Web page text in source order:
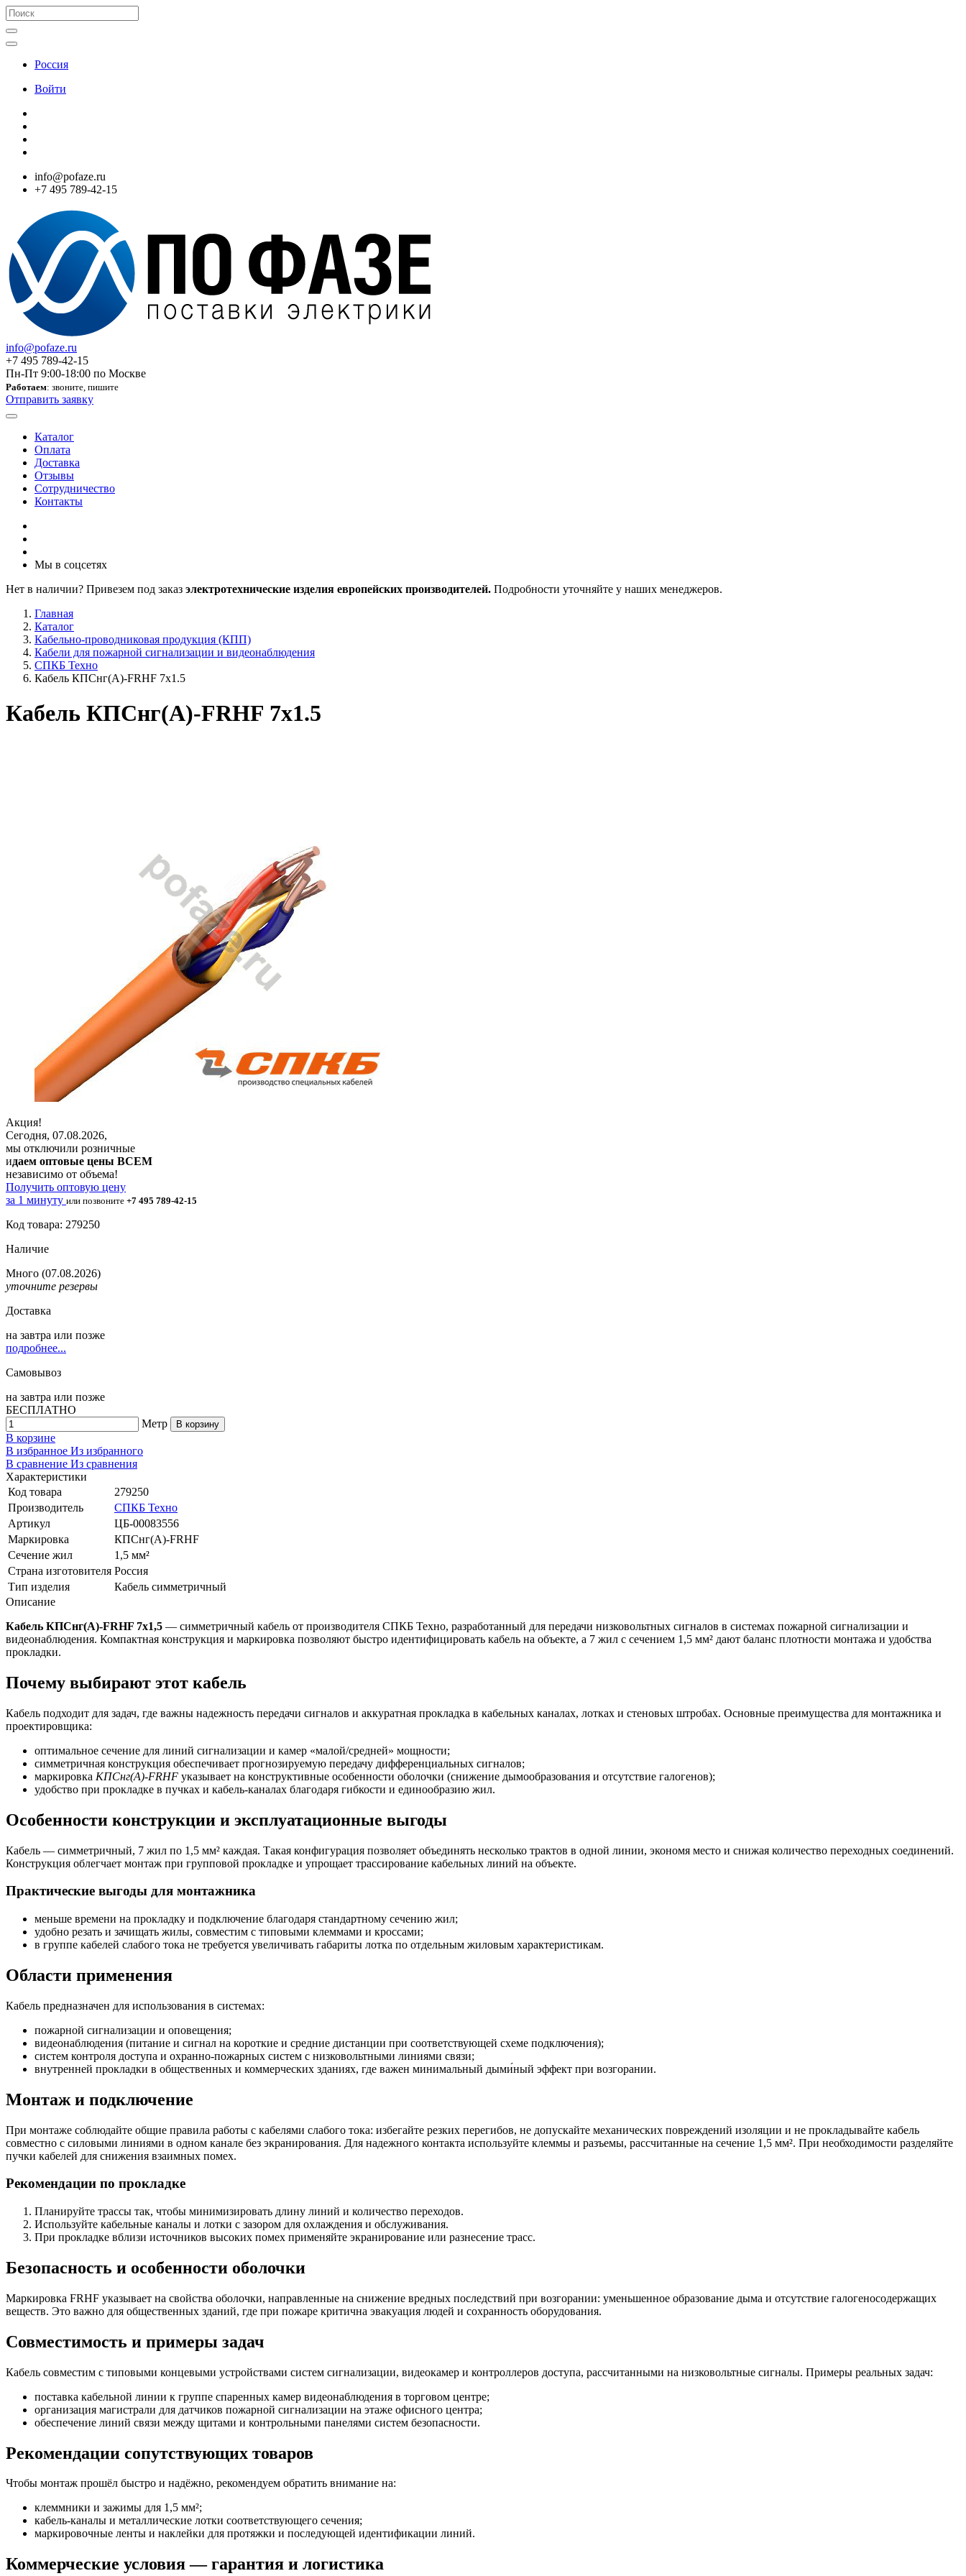
Россия
Войти
info@pofaze.ru
+7 495 789-42-15
info@pofaze.ru
+7 495 789-42-15
Пн-Пт 9:00-18:00 по Москве
Работаем: звоните, пишите
Отправить заявку
Каталог
Оплата
Доставка
Отзывы
Сотрудничество
Контакты
Мы в соцсетях
Нет в наличии? Привезем под заказ электротехнические изделия европейских производителей. Подробности уточняйте у наших менеджеров.
Главная
Каталог
Кабельно-проводниковая продукция (КПП)
Кабели для пожарной сигнализации и видеонаблюдения
СПКБ Техно
Кабель КПСнг(А)-FRHF 7х1.5
Кабель КПСнг(А)-FRHF 7х1.5
Акция!
Сегодня, 07.08.2026,
мы отключили розничные
идаем оптовые цены ВСЕМ
независимо от объема!
Получить оптовую цену
за 1 минуту или позвоните +7 495 789-42-15
Код товара: 279250
Наличие
Много (07.08.2026)
уточните резервы
Доставка
на завтра или позже
подробнее...
Самовывоз
на завтра или позже
БЕСПЛАТНО
Метр
В корзину
В корзине
В избранное Из избранного
В сравнение Из сравнения
Характеристики
Код товара
279250
Производитель
СПКБ Техно
Артикул
ЦБ-00083556
Маркировка
КПСнг(А)-FRHF
Сечение жил
1,5 мм²
Страна изготовителя Россия
Тип изделия
Кабель симметричный
Описание
Кабель КПСнг(А)-FRHF 7х1,5 — симметричный кабель от производителя СПКБ Техно, разработанный для передачи низковольтных сигналов в системах пожарной сигнализации и
видеонаблюдения. Компактная конструкция и маркировка позволяют быстро идентифицировать кабель на объекте, а 7 жил с сечением 1,5 мм² дают баланс плотности монтажа и удобства
прокладки.
Почему выбирают этот кабель
Кабель подходит для задач, где важны надежность передачи сигналов и аккуратная прокладка в кабельных каналах, лотках и стеновых штробах. Основные преимущества для монтажника и
проектировщика:
оптимальное сечение для линий сигнализации и камер «малой/средней» мощности;
симметричная конструкция обеспечивает прогнозируемую передачу дифференциальных сигналов;
маркировка КПСнг(А)-FRHF указывает на конструктивные особенности оболочки (снижение дымообразования и отсутствие галогенов);
удобство при прокладке в пучках и кабель-каналах благодаря гибкости и единообразию жил.
Особенности конструкции и эксплуатационные выгоды
Кабель — симметричный, 7 жил по 1,5 мм² каждая. Такая конфигурация позволяет объединять несколько трактов в одной линии, экономя место и снижая количество переходных соединений.
Конструкция облегчает монтаж при групповой прокладке и упрощает трассирование кабельных линий на объекте.
Практические выгоды для монтажника
меньше времени на прокладку и подключение благодаря стандартному сечению жил;
удобно резать и зачищать жилы, совместим с типовыми клеммами и кроссами;
в группе кабелей слабого тока не требуется увеличивать габариты лотка по отдельным жиловым характеристикам.
Области применения
Кабель предназначен для использования в системах:
пожарной сигнализации и оповещения;
видеонаблюдения (питание и сигнал на короткие и средние дистанции при соответствующей схеме подключения);
систем контроля доступа и охранно-пожарных систем с низковольтными линиями связи;
внутренней прокладки в общественных и коммерческих зданиях, где важен минимальный дыми́ный эффект при возгорании.
Монтаж и подключение
При монтаже соблюдайте общие правила работы с кабелями слабого тока: избегайте резких перегибов, не допускайте механических повреждений изоляции и не прокладывайте кабель
совместно с силовыми линиями в одном канале без экранирования. Для надежного контакта используйте клеммы и разъемы, рассчитанные на сечение 1,5 мм². При необходимости разделяйте
пучки кабелей для снижения взаимных помех.
Рекомендации по прокладке
Планируйте трассы так, чтобы минимизировать длину линий и количество переходов.
Используйте кабельные каналы и лотки с зазором для охлаждения и обслуживания.
При прокладке вблизи источников высоких помех применяйте экранирование или разнесение трасс.
Безопасность и особенности оболочки
Маркировка FRHF указывает на свойства оболочки, направленные на снижение вредных последствий при возгорании: уменьшенное образование дыма и отсутствие галогеносодержащих
веществ. Это важно для общественных зданий, где при пожаре критична эвакуация людей и сохранность оборудования.
Совместимость и примеры задач
Кабель совместим с типовыми концевыми устройствами систем сигнализации, видеокамер и контроллеров доступа, рассчитанными на низковольтные сигналы. Примеры реальных задач:
поставка кабельной линии к группе спаренных камер видеонаблюдения в торговом центре;
организация магистрали для датчиков пожарной сигнализации на этаже офисного центра;
обеспечение линий связи между щитами и контрольными панелями систем безопасности.
Рекомендации сопутствующих товаров
Чтобы монтаж прошёл быстро и надёжно, рекомендуем обратить внимание на:
клеммники и зажимы для 1,5 мм²;
кабель-каналы и металлические лотки соответствующего сечения;
маркировочные ленты и наклейки для протяжки и последующей идентификации линий.
Коммерческие условия — гарантия и логистика